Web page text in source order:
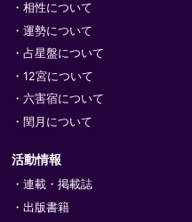
相性について
運勢について
占星盤について
12宮について
六害宿について
閏月について
活動情報
連載・掲載誌
出版書籍